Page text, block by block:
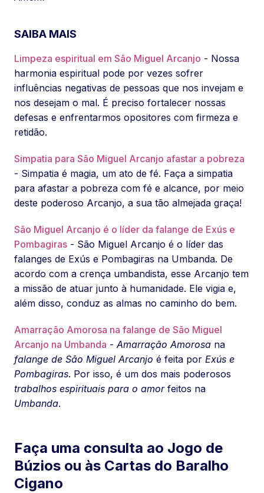
SAIBA MAIS
Limpeza espiritual em São Miguel Arcanjo - Nossa
harmonia espiritual pode por vezes sofrer
influências negativas de pessoas que nos invejam e
nos desejam o mal. É preciso fortalecer nossas
defesas e enfrentarmos opositores com firmeza e
retidão.
Simpatia para São Miguel Arcanjo afastar a pobreza
- Simpatia é magia, um ato de fé. Faça a simpatia
para afastar a pobreza com fé e alcance, por meio
deste poderoso Arcanjo, a sua tão almejada graça!
São Miguel Arcanjo é o líder da falange de Exús e
Pombagiras - São Miguel Arcanjo é o líder das
falanges de Exús e Pombagiras na Umbanda. De
acordo com a crença umbandista, esse Arcanjo tem
a missão de atuar junto à humanidade. Ele vigia e,
além disso, conduz as almas no caminho do bem.
Amarração Amorosa na falange de São Miguel
Arcanjo na Umbanda -Amarração Amorosa na
falange de São Miguel Arcanjo é feita por Exús e
Pombagiras. Por isso, é um dos mais poderosos
trabalhos espirituais para o amorfeitos na
Umbanda.
Faça uma consulta ao Jogo de
Búzios ou às Cartas do Baralho
Cigano